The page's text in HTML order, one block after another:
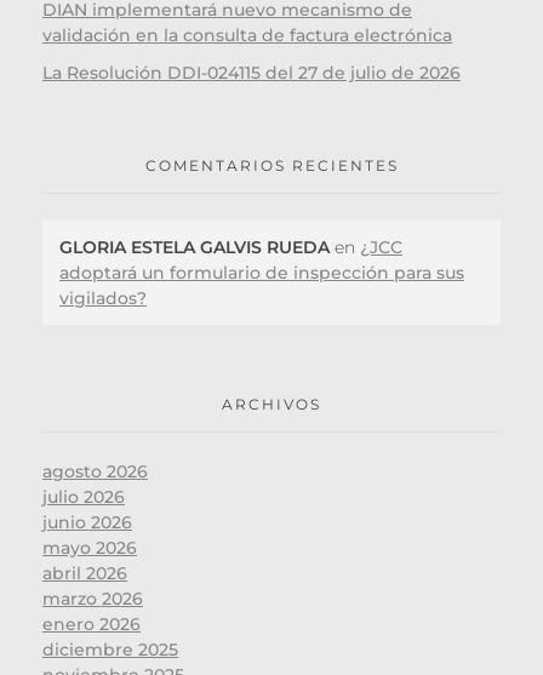
DIAN implementará nuevo mecanismo de
validación en la consulta de factura electrónica
La Resolución DDI-024115 del 27 de julio de 2026
COMENTARIOS RECIENTES
GLORIA ESTELA GALVIS RUEDA en ¿JCC
adoptará un formulario de inspección para sus
vigilados?
ARCHIVOS
agosto 2026
julio 2026
junio 2026
mayo 2026
abril 2026
marzo 2026
enero 2026
diciembre 2025